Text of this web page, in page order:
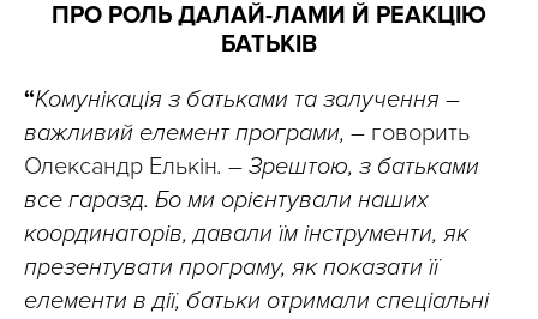
ПРО РОЛЬ ДАЛАЙ-ЛАМИ Й РЕАКЦІЮ
БАТЬКІВ
“Комунікація з батьками та залучення –
важливий елемент програми, – говорить
Олександр Елькін. – Зрештою, з батьками
все гаразд. Бо ми орієнтували наших
координаторів, давали їм інструменти, як
презентувати програму, як показати її
елементи в дії, батьки отримали спеціальні